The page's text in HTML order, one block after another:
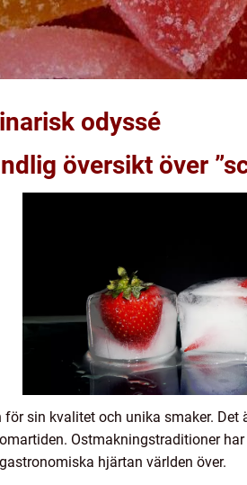
odyssé
översikt över
sin kvalitet och unika smaker.
Ostmakningstraditioner
hjärtan världen över.